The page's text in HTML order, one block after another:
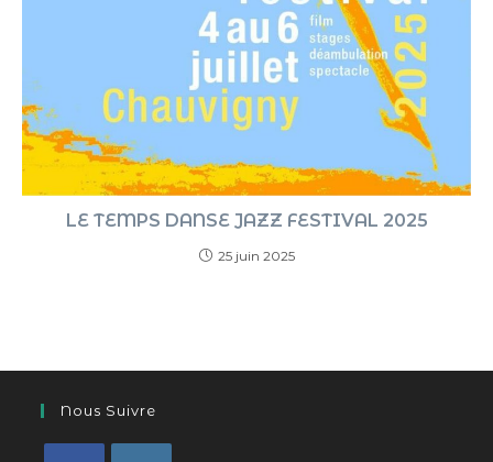
LE TEMPS DANSE JAZZ FESTIVAL 2025
25 juin 2025
Nous Suivre